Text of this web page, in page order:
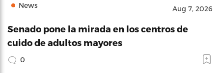
News Aug 7, 2026
Senado pone la mirada en los centros de
cuido de adultos mayores
0